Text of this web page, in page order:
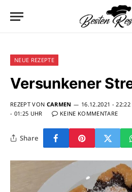
NEUE REZEPTE
Versunkener
REZEPT VON CARMEN 16.12.2021 - 22:22
- 01:25 UHR
KEINE KOMMENTARE
Share